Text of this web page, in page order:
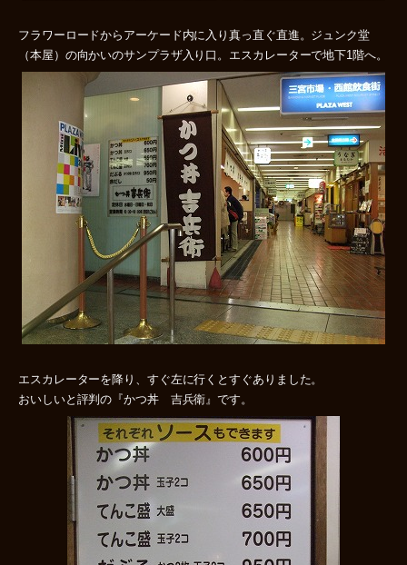
フラワーロードからアーケード内に入り真っ直ぐ直進。ジュンク堂
（本屋）の向かいのサンプラザ入り口。エスカレーターで地下1階へ。
エスカレーターを降り、すぐ左に行くとすぐありました。
おいしいと評判の『かつ丼 吉兵衛』です。